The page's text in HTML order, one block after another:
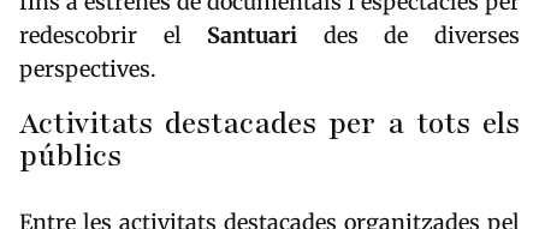
redescobrir el Santuari des de diverses
perspectives.
Activitats destacades per a tots els
públics
Entre les activitats destacades organitzades pel